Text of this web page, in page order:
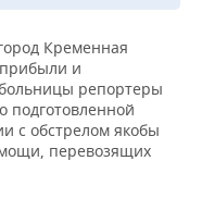
Кременная
и
репортеры
с обстрелом якобы
перевозящих